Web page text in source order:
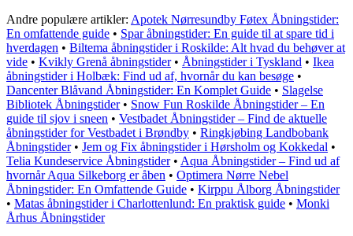
Andre populære artikler: Apotek Nørresundby Føtex Åbningstider:
En omfattende guide • Spar åbningstider: En guide til at spare tid i
hverdagen • Biltema åbningstider i Roskilde: Alt hvad du behøver at
vide • Kvikly Grenå åbningstider• Åbningstider i Tyskland • Ikea
åbningstider i Holbæk: Find ud af, hvornår du kan besøge •
Dancenter Blåvand Åbningstider: En Komplet Guide • Slagelse
Bibliotek Åbningstider• Snow Fun Roskilde Åbningstider – En
guide til sjov i sneen • Vestbadet Åbningstider – Find de aktuelle
åbningstider for Vestbadet i Brøndby • Ringkjøbing Landbobank
Åbningstider• Jem og Fix åbningstider i Hørsholm og Kokkedal •
Telia Kundeservice Åbningstider• Aqua Åbningstider – Find ud af
hvornår Aqua Silkeborg er åben • Optimera Nørre Nebel
Åbningstider: En Omfattende Guide • Kirppu Ålborg Åbningstider
• Matas åbningstider i Charlottenlund: En praktisk guide • Monki
Århus Åbningstider